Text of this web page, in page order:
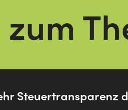
Steuertransparenz